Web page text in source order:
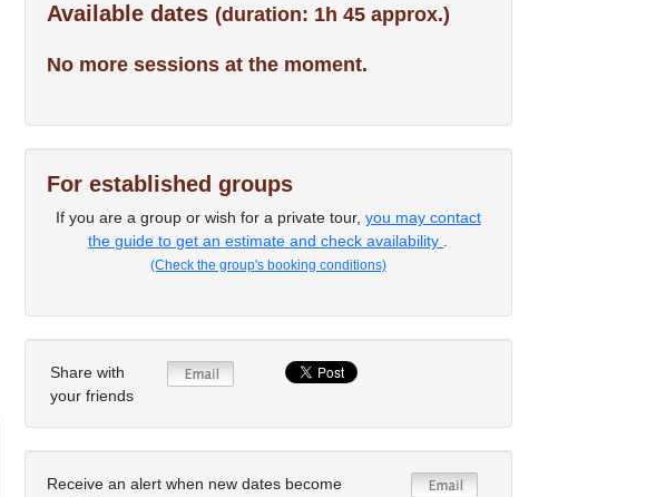
Available dates (duration: 1h 45 approx.)
No more sessions at the moment.
For established groups
If you are a group or wish for a private tour, you may contact
the guide to get an estimate and check availability
(Check the group's booking conditions)
Share with
your friends
Receive an alert when new dates become